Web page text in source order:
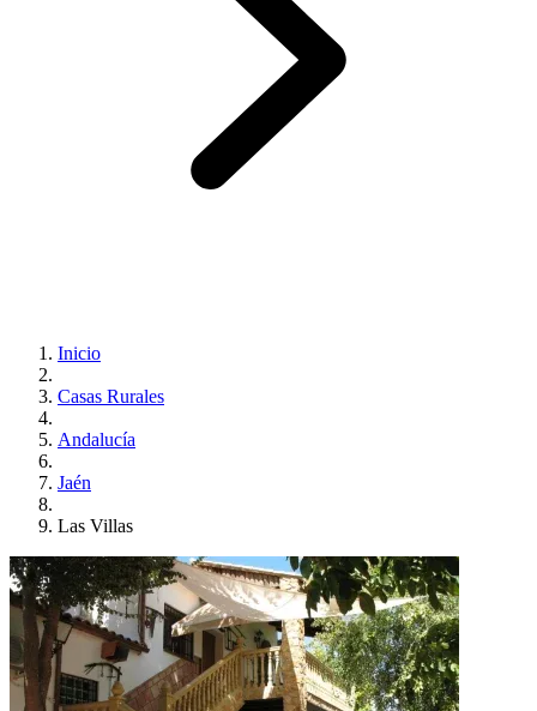
Inicio
Casas Rurales
Andalucía
Jaén
Las Villas